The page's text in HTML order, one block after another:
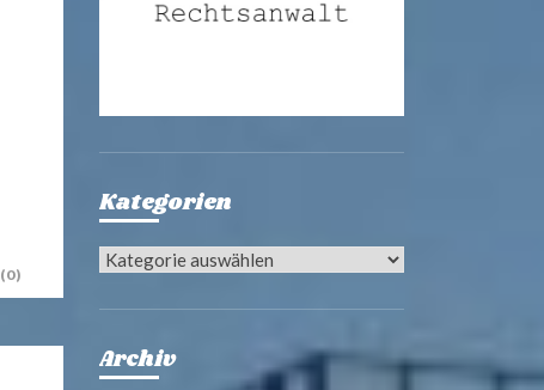
(0)
Kategorien
Kategorien
Archiv